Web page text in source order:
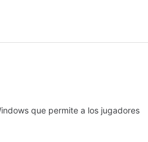
que permite a los jugadores